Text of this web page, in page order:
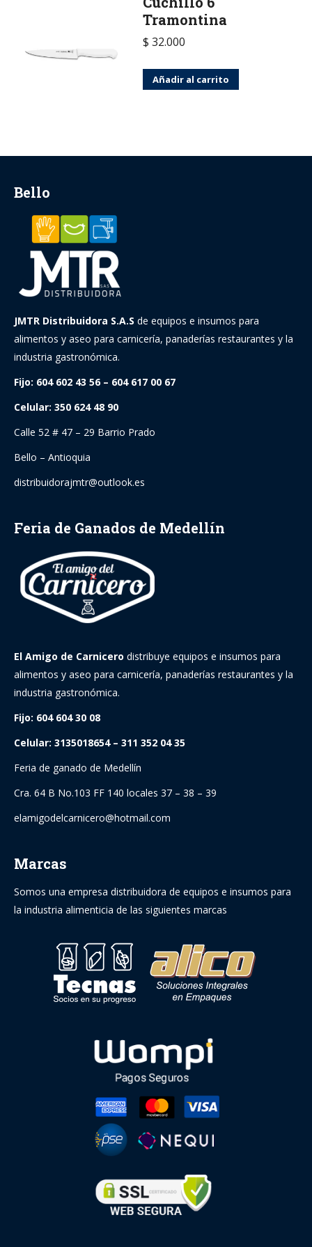
Tramontina
$ 32.000
Añadir al carrito
Bello
JMTR Distribuidora S.A.S de equipos e insumos para
alimentos y aseo para carnicería, panaderías restaurantes y la
industria gastronómica.
Fijo: 604 602 43 56 – 604 617 00 67
Celular: 350 624 48 90
Calle 52 # 47 – 29 Barrio Prado
Bello – Antioquia
distribuidorajmtr@outlook.es
Feria de Ganados de Medellín
El Amigo de Carnicero distribuye equipos e insumos para
alimentos y aseo para carnicería, panaderías restaurantes y la
industria gastronómica.
Fijo: 604 604 30 08
Celular: 3135018654 – 311 352 04 35
Feria de ganado de Medellín
Cra. 64 B No.103 FF 140 locales 37 – 38 – 39
elamigodelcarnicero@hotmail.com
Marcas
Somos una empresa distribuidora de equipos e insumos para
la industria alimenticia de las siguientes marcas